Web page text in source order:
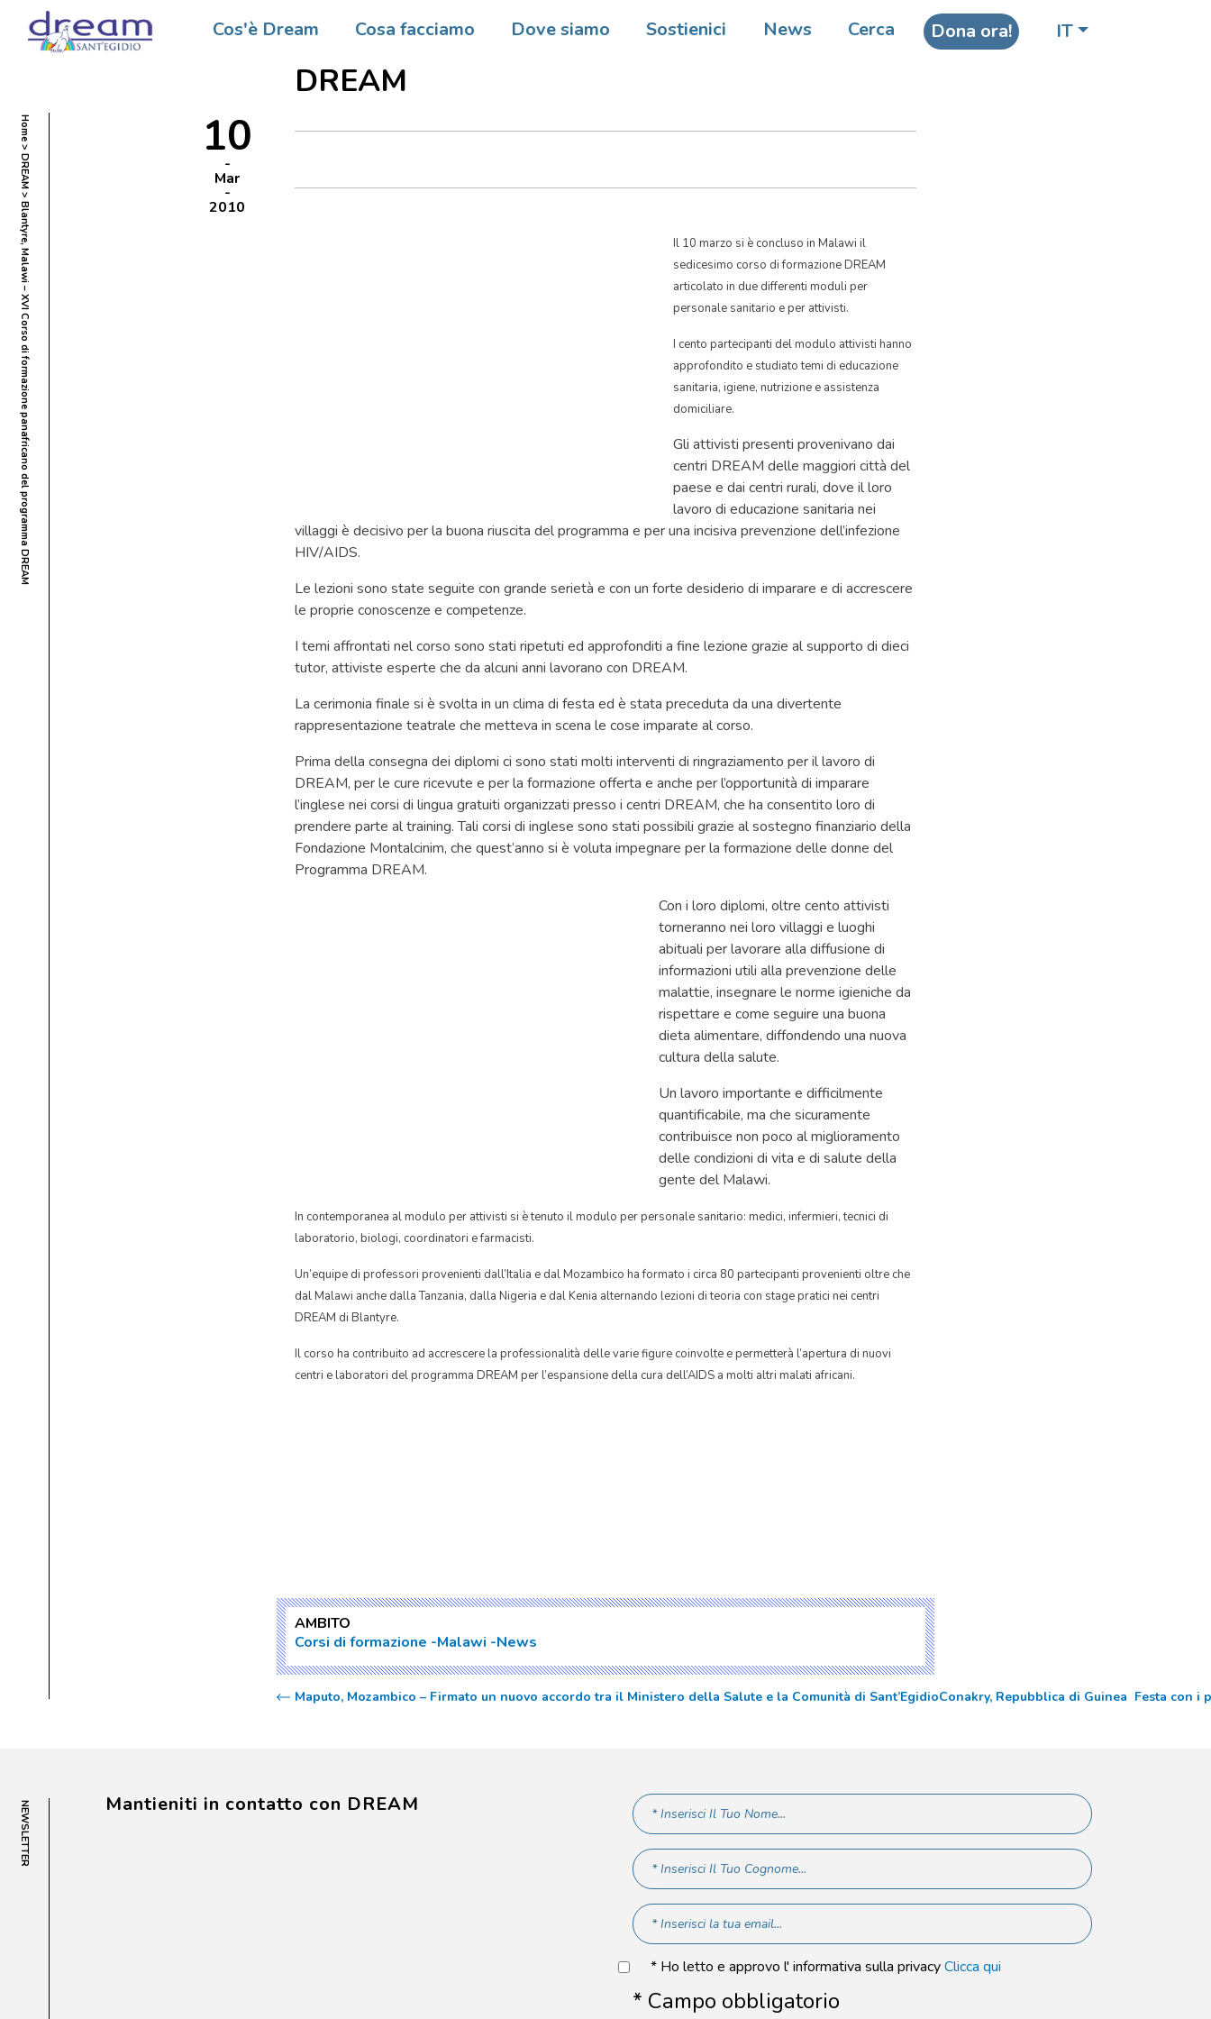
Cos'è Dream Cosa facciamo Dove siamo Sostienici News Cerca Dona ora! IT
Home
DREAM
Blantyre, Malawi – XVI Corso di formazione panafricano del programma DREAM
10
Mar
2010
formazione panafricano del programma
DREAM
Il 10 marzo si è concluso in Malawi il
sedicesimo corso di formazione DREAM
articolato in due differenti moduli per
personale sanitario e per attivisti.
I cento partecipanti del modulo attivisti hanno
approfondito e studiato temi di educazione
sanitaria, igiene, nutrizione e assistenza
domiciliare.
Gli attivisti presenti provenivano dai
centri DREAM delle maggiori città del
paese e dai centri rurali, dove il loro
lavoro di educazione sanitaria nei
villaggi è decisivo per la buona riuscita del programma e per una incisiva prevenzione dell’infezione
HIV/AIDS.
Le lezioni sono state seguite con grande serietà e con un forte desiderio di imparare e di accrescere
le proprie conoscenze e competenze.
I temi affrontati nel corso sono stati ripetuti ed approfonditi a fine lezione grazie al supporto di dieci
tutor, attiviste esperte che da alcuni anni lavorano con DREAM.
La cerimonia finale si è svolta in un clima di festa ed è stata preceduta da una divertente
rappresentazione teatrale che metteva in scena le cose imparate al corso.
Prima della consegna dei diplomi ci sono stati molti interventi di ringraziamento per il lavoro di
DREAM, per le cure ricevute e per la formazione offerta e anche per l’opportunità di imparare
l’inglese nei corsi di lingua gratuiti organizzati presso i centri DREAM, che ha consentito loro di
prendere parte al training. Tali corsi di inglese sono stati possibili grazie al sostegno finanziario della
Fondazione Montalcinim, che quest’anno si è voluta impegnare per la formazione delle donne del
Programma DREAM.
Con i loro diplomi, oltre cento attivisti
torneranno nei loro villaggi e luoghi
abituali per lavorare alla diffusione di
informazioni utili alla prevenzione delle
malattie, insegnare le norme igieniche da
rispettare e come seguire una buona
dieta alimentare, diffondendo una nuova
cultura della salute.
Un lavoro importante e difficilmente
quantificabile, ma che sicuramente
contribuisce non poco al miglioramento
delle condizioni di vita e di salute della
gente del Malawi.
In contemporanea al modulo per attivisti si è tenuto il modulo per personale sanitario: medici, infermieri, tecnici di
laboratorio, biologi, coordinatori e farmacisti.
Un’equipe di professori provenienti dall’Italia e dal Mozambico ha formato i circa 80 partecipanti provenienti oltre che
dal Malawi anche dalla Tanzania, dalla Nigeria e dal Kenia alternando lezioni di teoria con stage pratici nei centri
DREAM di Blantyre.
Il corso ha contribuito ad accrescere la professionalità delle varie figure coinvolte e permetterà l’apertura di nuovi
centri e laboratori del programma DREAM per l’espansione della cura dell’AIDS a molti altri malati africani.
AMBITO
Corsi di formazione Malawi News
Maputo, Mozambico – Firmato un nuovo accordo tra il Ministero della Salute e la Comunità di Sant’EgidioConakry, Repubblica di Guinea  Festa con
NEWSLETTER Mantieniti in contatto con DREAM
* Ho letto e approvo l' informativa sulla privacyClicca qui
* Campo obbligatorio